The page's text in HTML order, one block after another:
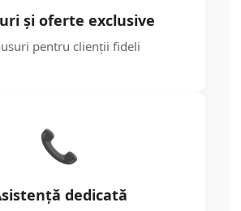
și oferte exclusive
pentru clienții fideli
📞
dedicată